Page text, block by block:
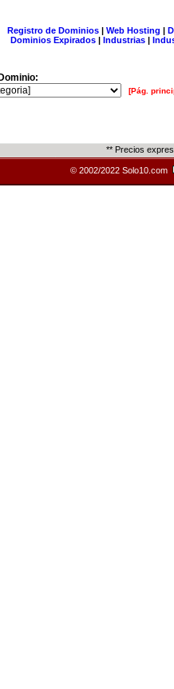
Registro de Dominios| Web Hosting |
Dominios Expirados | Industrias |
[Pág.
** Precios
© 2002/2022 Solo10.com